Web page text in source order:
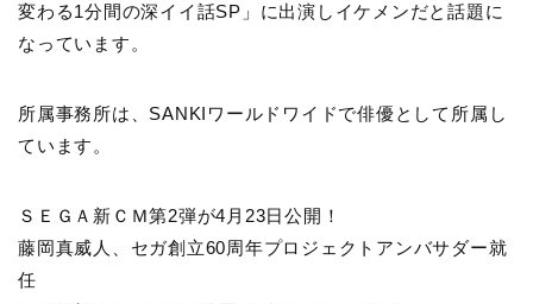
変わる1分間の深イイ話SP」に出演しイケメンだと話題に
なっています。
所属事務所は、SANKIワールドワイドで俳優として所属し
ています。
ＳＥＧＡ新ＣＭ第2弾が4月23日公開！
藤岡真威人、セガ創立60周年プロジェクトアンバサダー就
任